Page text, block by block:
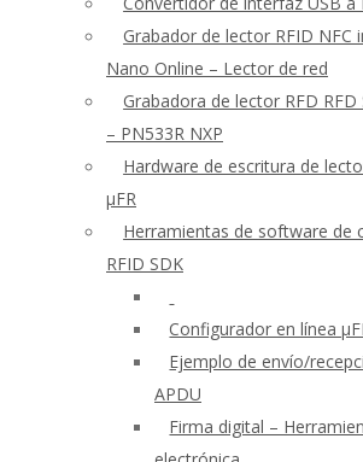
Grabador de lector RFID NFC
Nano Online – Lector de red
Grabadora de lector RFD RFD
– PN533R NXP
Hardware de escritura de
μFR
Herramientas de software de
RFID SDK
Configurador en línea
Ejemplo de envío/
APDU
Firma digital –